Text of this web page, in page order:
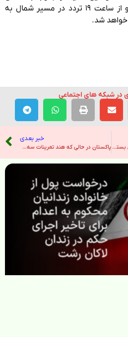
محور چالوس ممنوع است و از ساعت ۱۹ تردد در مسیر شمال به
خواهد شد.
در شبکه های اجتماعی
معزی‌فر: درهای تیم ملی بسکتبال بسته نخواهد شد؛ از بازیکنان جوان و مستعد حمایت می‌کنیم – خبرگزاری ایرنا
خبر بعدی
پاکستان در حالی که هند تمرینات سه‌گانه تریشول را در نزدیکی سر کریک آغاز می‌کند، هشدار دریایی صادر می‌کند – هندوستان امروز